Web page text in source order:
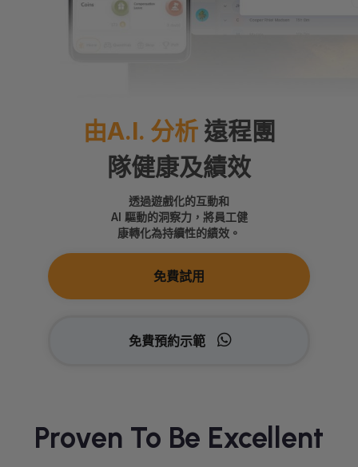
由A.I. 分析遠程團
隊健康及績效
透過遊戲化的互動和
AI 驅動的洞察力，將員工健
康轉化為持續性的績效。
免費預約示範
免費試用
Proven To Be Excellent